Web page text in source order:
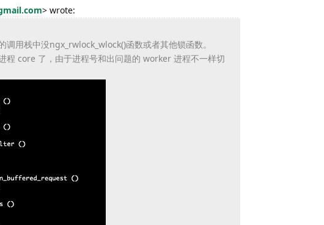
> wrote:
用栈中没ngx_rwlock_wlock()函数或者其他锁函数。
core 了，由于进程号和出问题的 worker 进程不一样切